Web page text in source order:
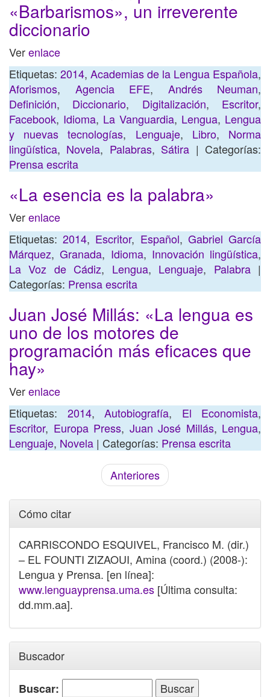
«Barbarismos», un irreverente
diccionario
Verenlace
Etiquetas: 2014, Academias de la Lengua Española,
Aforismos, Agencia EFE, Andrés Neuman,
Definición, Diccionario, Digitalización, Escritor,
Facebook, Idioma, La Vanguardia, Lengua, Lengua
y nuevas tecnologías, Lenguaje, Libro, Norma
lingüística, Novela, Palabras, Sátira | Categorías:
Prensa escrita
«La esencia es la palabra»
Verenlace
Etiquetas:2014, Escritor, Español, Gabriel García
Márquez,Granada, Idioma, Innovación lingüística,
La Voz de Cádiz, Lengua, Lenguaje, Palabra|
Categorías: Prensa escrita
Juan José Millás: «La lengua es
uno de los motores de
programación más eficaces que
hay»
Verenlace
Etiquetas: 2014, Autobiografía, El Economista,
Escritor, Europa Press, Juan José Millás, Lengua,
Lenguaje, Novela | Categorías: Prensa escrita
Anteriores
Cómo citar
CARRISCONDO ESQUIVEL, Francisco M. (dir.)
– EL FOUNTI ZIZAOUI, Amina (coord.) (2008-):
Lengua y Prensa. [en línea]:
www.lenguayprensa.uma.es [Última consulta:
dd.mm.aa].
Buscador
Buscar: